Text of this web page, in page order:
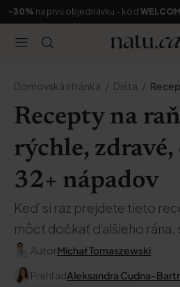
-30% na prvú objednávku - kód
Domovská stránka Diéta
Recepty na
rýchle,
32+ nápadov
Keď si raz prejdete tieto
môcť dočkať ďalšieho rána,
AutorMichał Tomaszewski
PrehľadAleksandra Cudna-